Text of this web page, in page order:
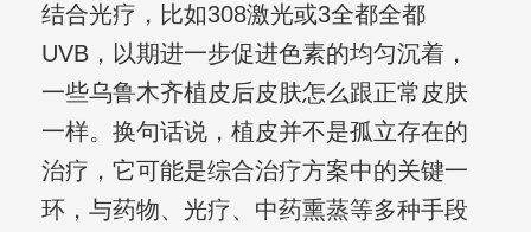
结合光疗，比如308激光或3全都全都
UVB，以期进一步促进色素的均匀沉着，
一些乌鲁木齐植皮后皮肤怎么跟正常皮肤
一样。换句话说，植皮并不是孤立存在的
治疗，它可能是综合治疗方案中的关键一
环，与药物、光疗、中药熏蒸等多种手段